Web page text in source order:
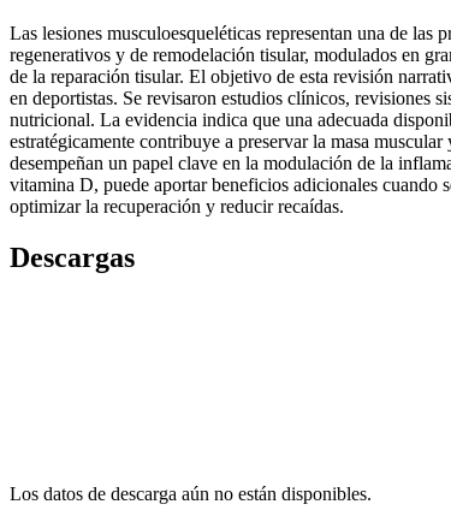
Las lesiones musculoesqueléticas representan una de
regenerativos y de remodelación tisular, modulados en
de la reparación tisular. El objetivo de esta revisión
en deportistas. Se revisaron estudios clínicos, revisiones
nutricional. La evidencia indica que una adecuada
estratégicamente contribuye a preservar la masa
desempeñan un papel clave en la modulación de la
vitamina D, puede aportar beneficios adicionales cuando
optimizar la recuperación y reducir recaídas.
Descargas
Los datos de descarga aún no están disponibles.